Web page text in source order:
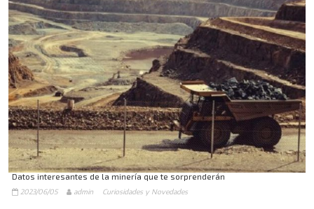
Datos interesantes de la minería que te sorprenderán
2023/06/05 admin Curiosidades y Novedades